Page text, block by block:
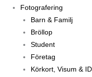
Fotografering
Barn & Familj
Bröllop
Student
Företag
Körkort, Visum &